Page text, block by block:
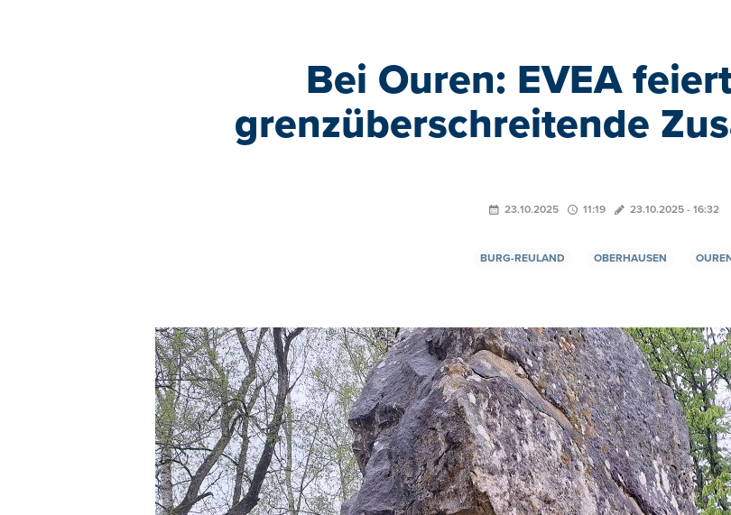
Bei Ouren: EVEA
grenzüberschreitende
23.10.2025 11:19 23.10.2025 - 16:32
BURG-REULAND OBERHAUSEN